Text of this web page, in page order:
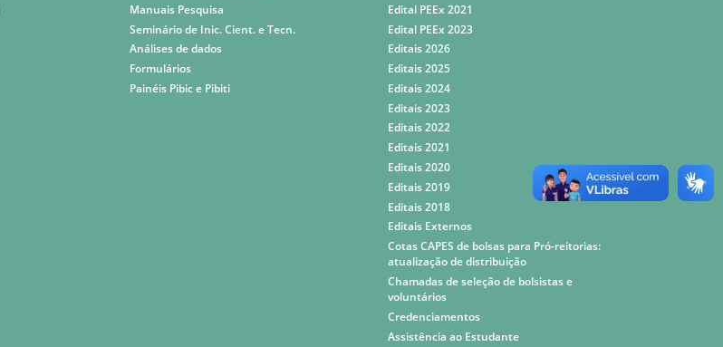
Manuais Pesquisa
Seminário de Inic. Cient. e Tecn.
Análises de dados
Formulários
Painéis Pibic e Pibiti
Edital PEEx 2021
Edital PEEx 2023
Editais 2026
Editais 2025
Editais 2024
Editais 2023
Editais 2022
Editais 2021
Editais 2020
Editais 2019
Editais 2018
Editais Externos
Cotas CAPES de bolsas para Pró-reitorias:
atualização de distribuição
Chamadas de seleção de bolsistas e
voluntários
Credenciamentos
Assistência ao Estudante